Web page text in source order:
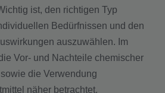
ist, den richtigen Typ
Bedürfnissen und den
auszuwählen. Im
Vor- und Nachteile chemischer
sowie die Verwendung
näher betrachtet.